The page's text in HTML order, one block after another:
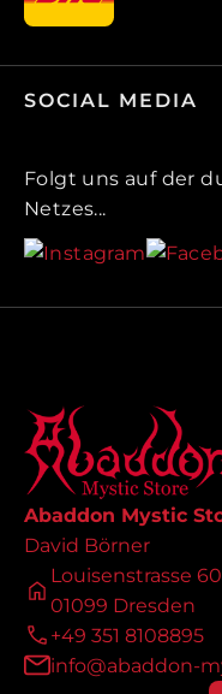
SOCIAL MEDIA
Folgt uns auf der
Netzes...
Abaddon Mystic
David Börner
Louisenstrasse 60
01099 Dresden
+49 351 8108895
info@abaddon-